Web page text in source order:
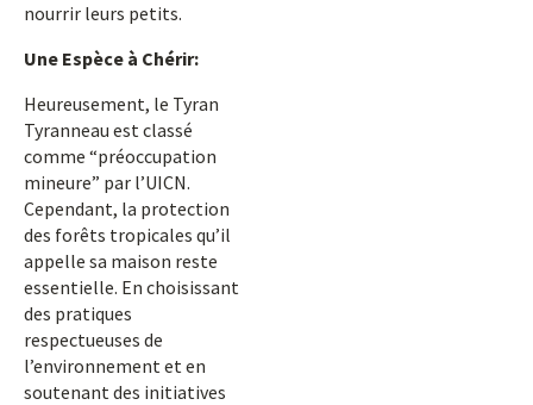
nourrir leurs petits.
Une Espèce à Chérir:
Heureusement, le Tyran
Tyranneau est classé
comme “préoccupation
mineure” par l’UICN.
Cependant, la protection
des forêts tropicales qu’il
appelle sa maison reste
essentielle. En choisissant
des pratiques
respectueuses de
l’environnement et en
soutenant des initiatives